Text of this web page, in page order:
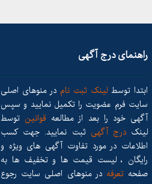
راهنمای درج آگهی
ابتدا توسط لینک ثبت نام در منوهای اصلی
سایت فرم عضویت را تکمیل نمایید و سپس
آگهی خود را بعد از مطالعه قوانین توسط
لینکدرج آگهی ثبت نمایید. جهت کسب
اطلاعات در مورد تفاوت آگهی های ویژه و
رایگان ، لیست قیمت ها و تخفیف ها به
صفحه تعرفهدر منوهای اصلی سایت رجوع